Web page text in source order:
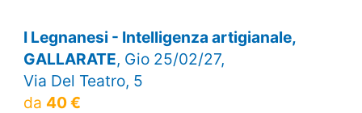
I Legnanesi - Intelligenza artigianale,
GALLARATE, Gio 25/02/27,
Via Del Teatro, 5
da 40 €